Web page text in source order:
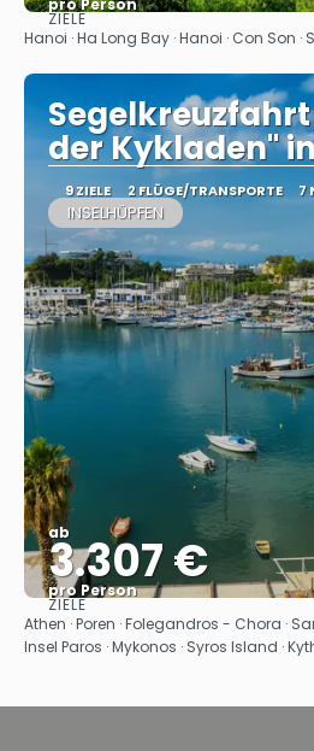
pro Person
Sehen
ZIELE
Hanoi · Ha Long Bay · Hanoi · Con Son
der Kykladen"
9 ZIELE 2 FLÜGE/TRANSPORTE 7
INSELHÜPFEN
ab
3.307 €
pro Person
Sehen
ZIELE
Athen · Poren · Folegandros - Chora ·
Insel Paros · Mykonos · Syros Island ·